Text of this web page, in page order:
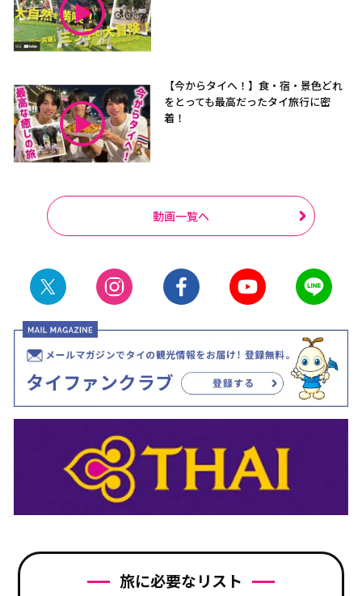
【今からタイへ！】食・宿・景色どれ
をとっても最高だったタイ旅行に密
着！
動画一覧へ
旅に必要なリスト